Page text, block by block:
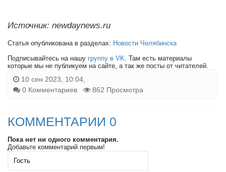
Источник: newdaynews.ru
Статья опубликована в разделах: Новости Челябинска
Подписывайтесь на нашу группу в VK . Там есть материалы
которые мы не публикуем на сайте, а так же посты от читателей.
10 сен 2023, 10:04,
0 Комментариев
862 Просмотра
КОММЕНТАРИИ 0
Пока нет ни одного комментария.
Добавьте комментарий первым!